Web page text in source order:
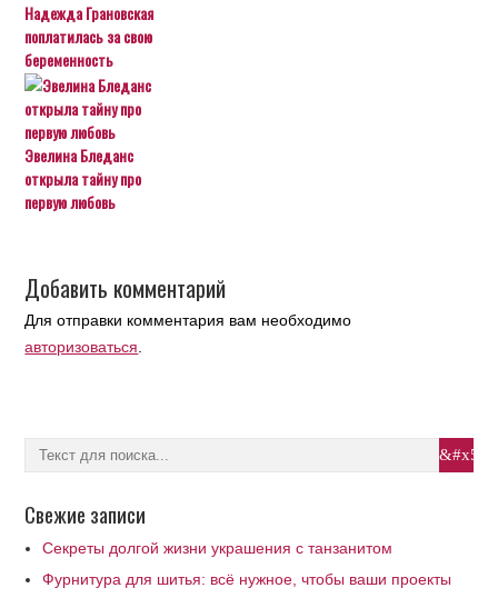
Надежда Грановская
поплатилась за свою
беременность
Эвелина Бледанс
открыла тайну про
первую любовь
Добавить комментарий
Для отправки комментария вам необходимо
авторизоваться
Свежие записи
Секреты долгой жизни украшения с танзанитом
Фурнитура для шитья: всё нужное, чтобы ваши проекты